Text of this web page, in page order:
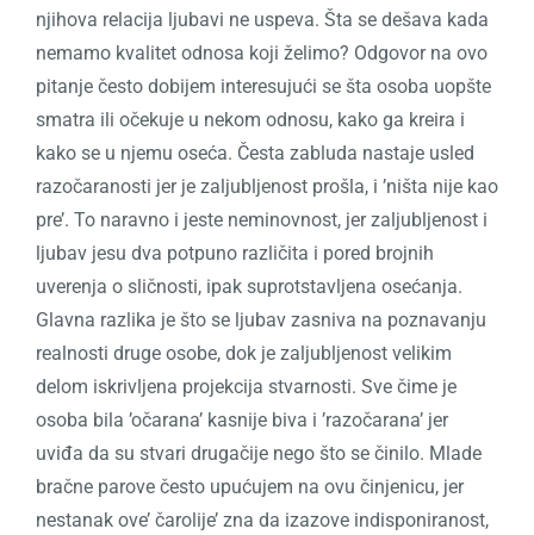
njihova relacija ljubavi ne uspeva. Šta se dešava kada
nemamo kvalitet odnosa koji želimo? Odgovor na ovo
pitanje često dobijem interesujući se šta osoba uopšte
smatra ili očekuje u nekom odnosu, kako ga kreira i
kako se u njemu oseća. Česta zabluda nastaje usled
razočaranosti jer je zaljubljenost prošla, i ’ništa nije kao
pre’. To naravno i jeste neminovnost, jer zaljubljenost i
ljubav jesu dva potpuno različita i pored brojnih
uverenja o sličnosti, ipak suprotstavljena osećanja.
Glavna razlika je što se ljubav zasniva na poznavanju
realnosti druge osobe, dok je zaljubljenost velikim
delom iskrivljena projekcija stvarnosti. Sve čime je
osoba bila ’očarana’ kasnije biva i ’razočarana’ jer
uviđa da su stvari drugačije nego što se činilo. Mlade
bračne parove često upućujem na ovu činjenicu, jer
nestanak ove’ čarolije’ zna da izazove indisponiranost,